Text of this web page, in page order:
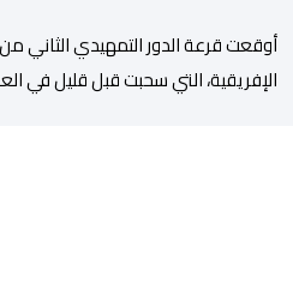
أوقعت قرعة الدور التمهيدي الثاني
الإفريقية، التي سحبت قبل قليل في